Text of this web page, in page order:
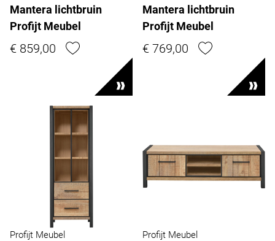
Mantera lichtbruin
Profijt Meubel
€ 859,00
Mantera lichtbruin
Profijt Meubel
€ 769,00
Profijt Meubel Profijt Meubel